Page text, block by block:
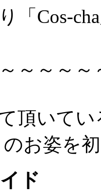
「Cos-
～～～
頂いて
のお姿を
ド